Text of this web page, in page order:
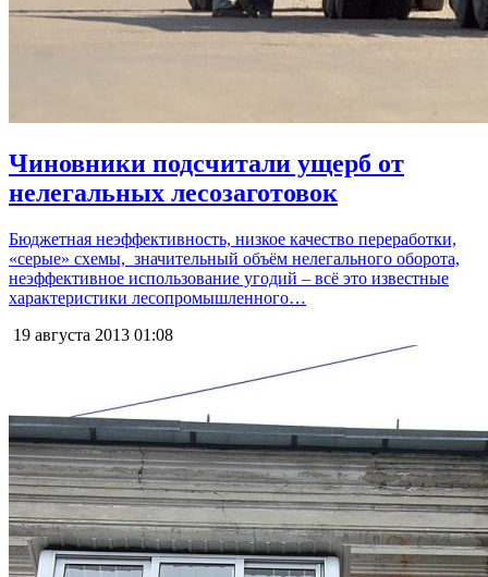
Чиновники подсчитали ущерб от
нелегальных лесозаготовок
Бюджетная неэффективность, низкое качество переработки,
«серые» схемы, значительный объём нелегального оборота,
неэффективное использование угодий – всё это известные
характеристики лесопромышленного…
19 августа 2013 01:08